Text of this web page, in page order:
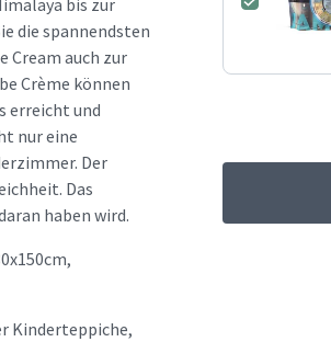
bis zur
die spannendsten
Cream auch zur
Crème können
erreicht und
nur eine
Der
Das
haben wird.
Kinderteppiche,